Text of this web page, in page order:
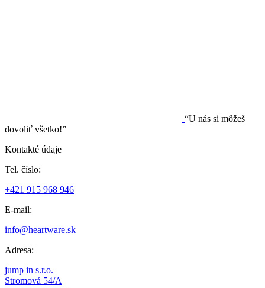
“U nás si môžeš
dovoliť všetko!”
Kontakté údaje
Tel. číslo:
+421 915 968 946
E-mail:
info@heartware.sk
Adresa:
jump in s.r.o.
Stromová 54/A